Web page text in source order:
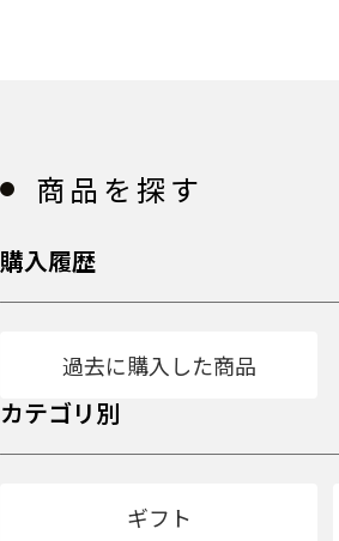
商品を探す
購入履歴
過去に購入した商品
カテゴリ別
ギフト